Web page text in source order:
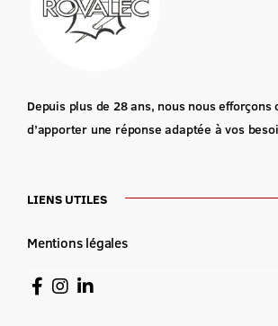
Depuis plus de 28 ans, nous nous efforçons
d’apporter une réponse adaptée à vos
LIENS UTILES
Mentions légales